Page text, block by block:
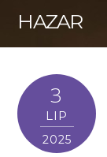
HAZAR
3
LIP
2025